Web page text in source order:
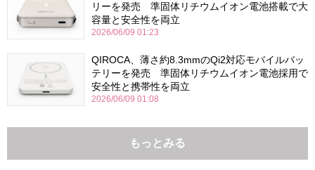
リーを発売 準固体リチウムイオン電池搭載で大
容量と安全性を両立
2026/06/09 01:23
QIROCA、薄さ約8.3mmのQi2対応モバイルバッ
テリーを発売 準固体リチウムイオン電池採用で
安全性と携帯性を両立
2026/06/09 01:08
もっとみる